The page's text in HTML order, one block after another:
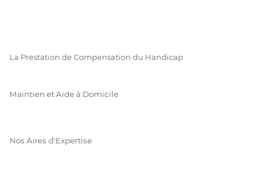
La Prestation de Compensation du Handicap
Maintien et Aide à Domicile
Nos Aires d'Expertise